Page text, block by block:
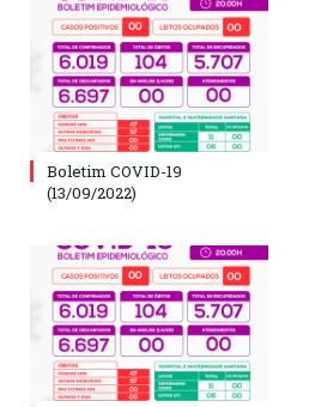
Boletim COVID-19
(13/09/2022)